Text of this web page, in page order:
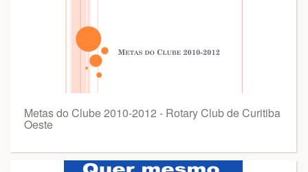
Metas do Clube 2010-2012 - Rotary Club de Curitiba
Oeste